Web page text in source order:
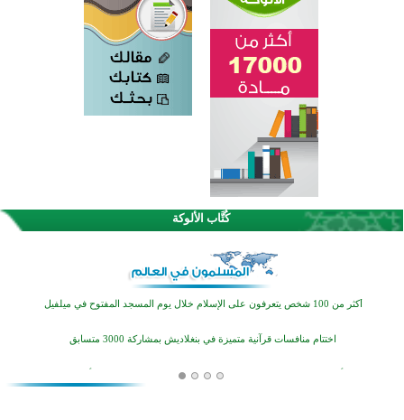
كُتَّاب الألوكة
القرآن والتربية في صدارة البرامج الصيفية للمسلمين في بينزا وساراتوف وموردوفيا هذا العام
اختتام الدورة التاسعة لمسابقة حفظ وتلاوة القرآن الكريم في أزناكاييف